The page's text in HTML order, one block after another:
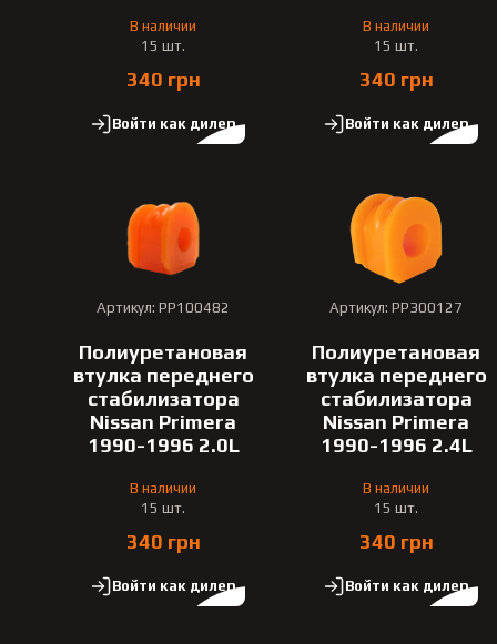
В наличии
15 шт.
340 грн
Войти как дилер
В наличии
15 шт.
340 грн
Войти как дилер
Артикул: PP100482
Полиуретановая
втулка переднего
стабилизатора
Nissan Primera
1990-1996 2.0L
В наличии
15 шт.
340 грн
Войти как дилер
Артикул: PP300127
Полиуретановая
втулка переднего
стабилизатора
Nissan Primera
1990-1996 2.4L
В наличии
15 шт.
340 грн
Войти как дилер